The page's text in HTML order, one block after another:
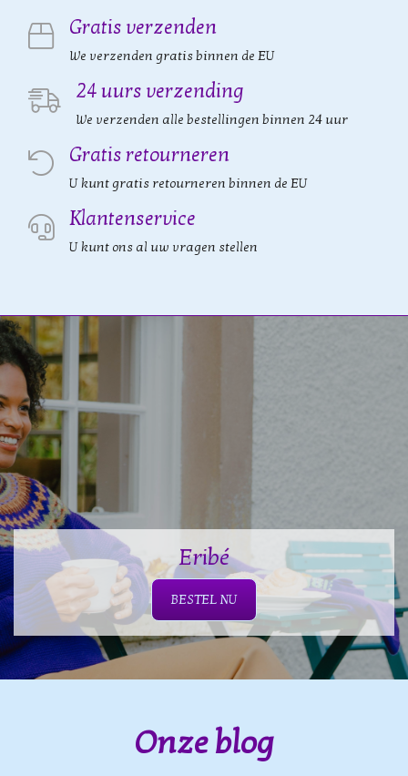
Gratis verzenden
We verzenden gratis binnen de EU
24 uurs verzending
We verzenden alle bestellingen binnen 24 uur
Gratis retourneren
U kunt gratis retourneren binnen de EU
Klantenservice
U kunt ons al uw vragen stellen
Eribé
BESTEL NU
Onze blog